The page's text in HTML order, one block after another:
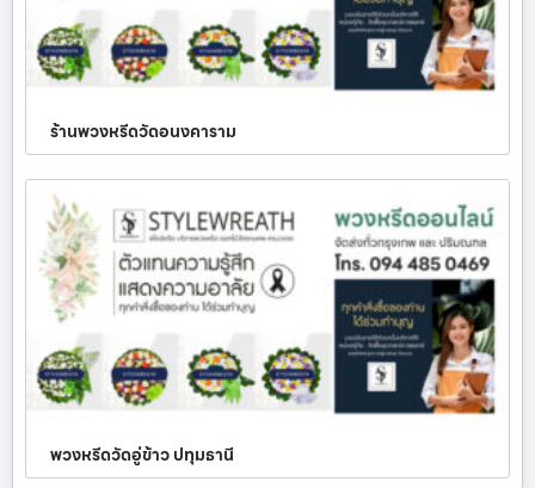
ร้านพวงหรีดวัดอนงคาราม
พวงหรีดวัดอู่ข้าว ปทุมธานี